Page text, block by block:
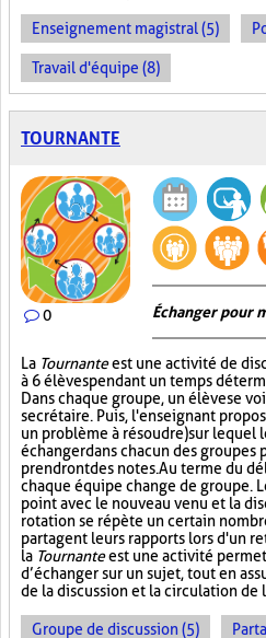
Enseignement magistral (5)
Travail d'équipe (8)
TOURNANTE
0 Échanger pour
La Tournanteest une activité de
à 6 élèves pendant un temps
Dans chaque groupe, un élève se
secrétaire. Puis, l'enseignant
un problème à résoudre) sur lequel
échanger dans chacun des groupes
prendront des notes. Au terme du
chaque équipe change de groupe.
point avec le nouveau venu et la
rotation se répète un certain
partagent leurs rapports lors d'un
la Tournanteest une activité
d’échanger sur un sujet, tout en
de la discussion et la circulation de
Groupe de discussion (5)